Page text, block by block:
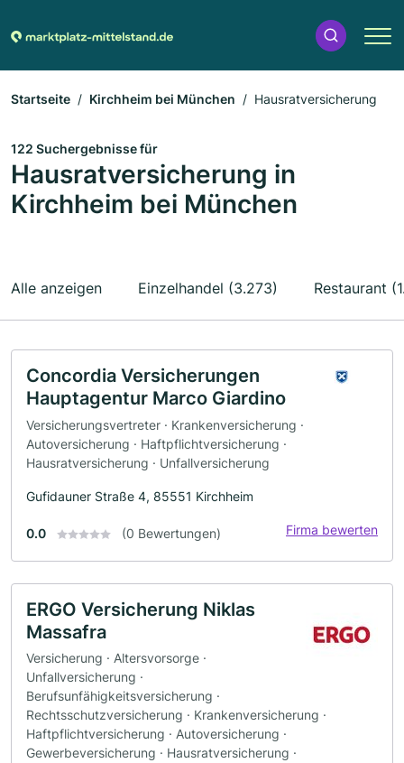
Startseite Kirchheim bei München Hausratversicherung
122 Suchergebnisse für
Hausratversicherung in
Kirchheim bei München
Alle anzeigen Einzelhandel (3.273) Restaurant
Concordia Versicherungen
Hauptagentur Marco Giardino
Versicherungsvertreter · Krankenversicherung ·
Autoversicherung · Haftpflichtversicherung ·
Hausratversicherung · Unfallversicherung
Gufidauner Straße 4, 85551 Kirchheim
0.0 (0 Bewertungen) Firma bewerten
ERGO Versicherung Niklas
Massafra
Versicherung · Altersvorsorge ·
Unfallversicherung ·
Berufsunfähigkeitsversicherung ·
Rechtsschutzversicherung · Krankenversicherung ·
Haftpflichtversicherung · Autoversicherung ·
Gewerbeversicherung · Hausratversicherung ·